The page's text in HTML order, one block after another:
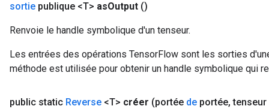
sortie publique <T> asOutput ()
Renvoie le handle symbolique d'un tenseur.
Les entrées des opérations TensorFlow sont les sorties
méthode est utilisée pour obtenir un handle symbolique qui
public static Reverse <T> créer (portée de portée, tenseur